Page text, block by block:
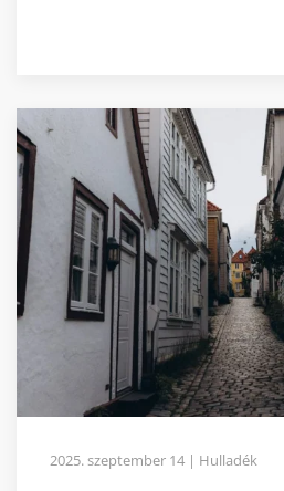
2025. szeptember 14 | Hulladék